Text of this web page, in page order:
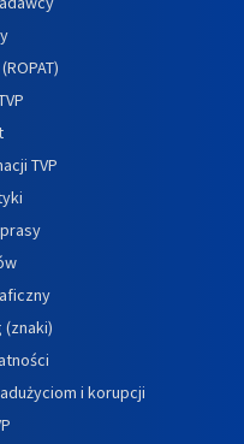
TVP
(znaki)
i korupcji